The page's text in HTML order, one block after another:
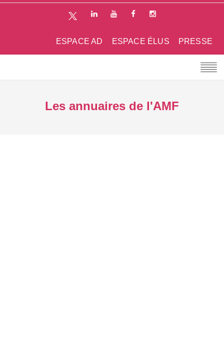
PRESSE
ESPACE ÉLUS
ESPACE AD
Les annuaires de l'AMF